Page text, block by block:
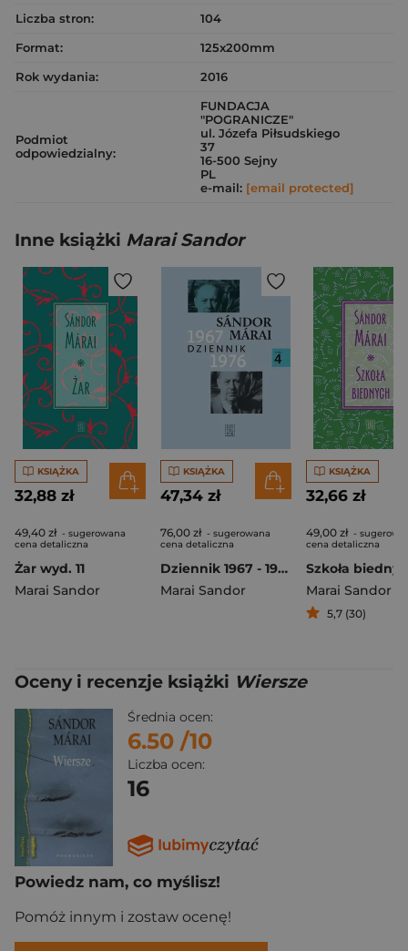
Liczba stron:
104
Format:
125x200mm
Rok wydania:
2016
Podmiot
odpowiedzialny:
FUNDACJA
"POGRANICZE"
ul. Józefa Piłsudskiego
37
16-500 Sejny
PL
e-mail: [email protected]
Inne książki Marai Sandor
KSIĄŻKA
32,88 zł
49,40 zł - sugerowana
cena detaliczna
Żar wyd. 11
Marai Sandor
KSIĄŻKA
47,34 zł
76,00 zł - sugerowana
cena detaliczna
Dziennik 1967 - 1976 wyd. 2
Marai Sandor
KSIĄŻKA
32,66 zł
49,00 zł -
cena detaliczna
Szkoła
Marai Sandor
5,7 (30)
Oceny i recenzje książki Wiersze
Średnia ocen:
6.50 /10
Liczba ocen:
16
Powiedz nam, co myślisz!
Pomóż innym i zostaw ocenę!